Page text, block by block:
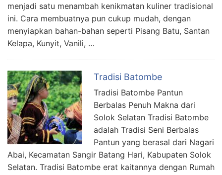
menjadi satu menambah kenikmatan kuliner tradisional
ini. Cara membuatnya pun cukup mudah, dengan
menyiapkan bahan-bahan seperti Pisang Batu, Santan
Kelapa, Kunyit, Vanili, …
Tradisi Batombe
Tradisi Batombe Pantun
Berbalas Penuh Makna dari
Solok Selatan Tradisi Batombe
adalah Tradisi Seni Berbalas
Pantun yang berasal dari Nagari
Abai, Kecamatan Sangir Batang Hari, Kabupaten Solok
Selatan. Tradisi Batombe erat kaitannya dengan Rumah